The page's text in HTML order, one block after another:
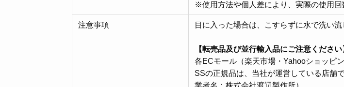
※使用方法や個人差により、実際の使用回
注意事項 目に入った場合は、こすらずに水で洗い
【転売品及び並行輸入品にご注意ください
各ECモール（楽天市場・Yahooショッピ
SSの正規品は、当社が運営している店舗
業者名：株式会社渡辺製作所）